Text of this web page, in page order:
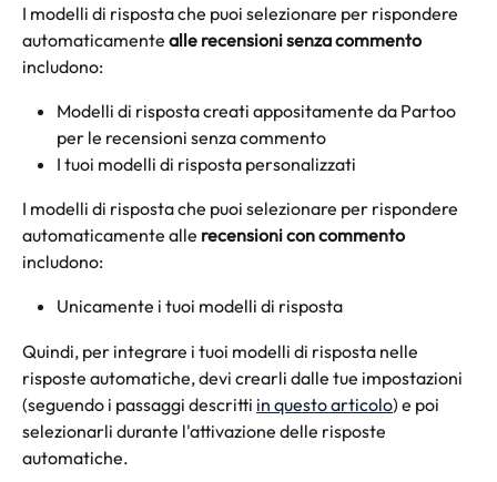
I modelli di risposta che puoi selezionare per rispondere
automaticamente alle recensioni senza commento
includono:
Modelli di risposta creati appositamente da Partoo
per le recensioni senza commento
I tuoi modelli di risposta personalizzati
I modelli di risposta che puoi selezionare per rispondere
automaticamente alle recensioni con commento
includono:
Unicamente i tuoi modelli di risposta
Quindi, per integrare i tuoi modelli di risposta nelle
risposte automatiche, devi crearli dalle tue impostazioni
(seguendo i passaggi descritti in questo articolo) e poi
selezionarli durante l'attivazione delle risposte
automatiche.